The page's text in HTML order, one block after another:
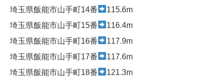
埼玉県飯能市山手町14番
115.6m
埼玉県飯能市山手町15番
116.4m
埼玉県飯能市山手町16番
117.9m
埼玉県飯能市山手町17番
117.6m
埼玉県飯能市山手町18番
121.3m